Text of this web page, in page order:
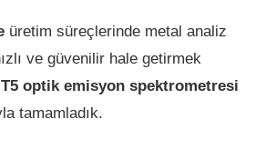
üretim süreçlerinde metal analiz
ve güvenilir hale getirmek
optik emisyon spektrometresi
tamamladık.